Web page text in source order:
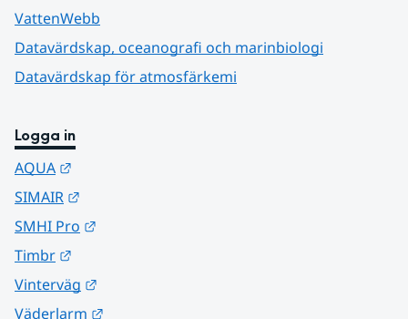
VattenWebb
Datavärdskap, oceanografi och marinbiologi
Datavärdskap för atmosfärkemi
Logga in
AQUA
SIMAIR
SMHI Pro
Timbr
Vinterväg
Väderlarm